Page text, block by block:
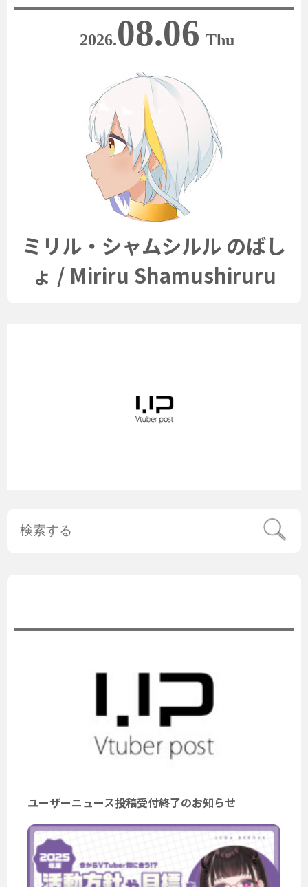
2026.08.06 Thu
ミリル・シャムシルル のばし
ょ / Miriru Shamushiruru
ユーザーニュース投稿受付終了のお知らせ